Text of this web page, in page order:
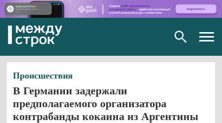
Происшествия
В Германии задержали
предполагаемого организатора
контрабанды кокаина из Аргентины